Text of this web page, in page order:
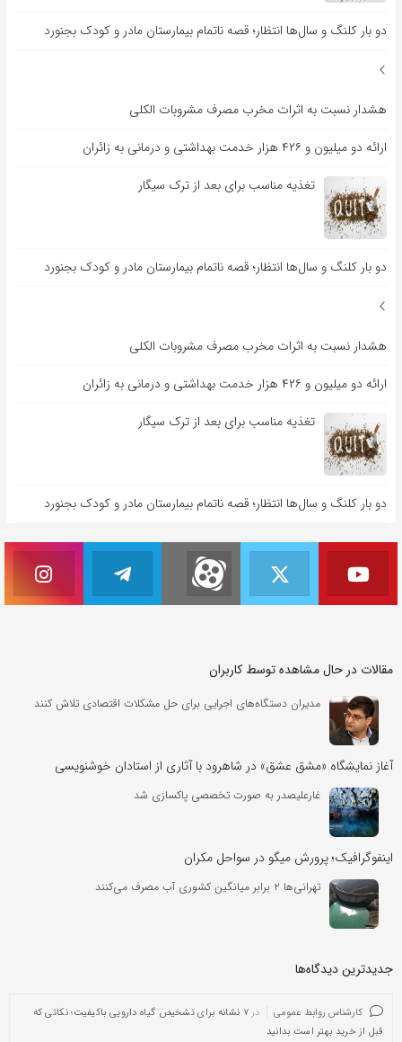
دو بار کلنگ و سال‌ها انتظار؛ قصه ناتمام بیمارستان مادر و کودک بجنورد
هشدار نسبت به اثرات مخرب مصرف مشروبات الکلی
ارائه دو میلیون و ۴۲۶ هزار خدمت بهداشتی و درمانی به زائران
تغذیه مناسب برای بعد از ترک سیگار
دو بار کلنگ و سال‌ها انتظار؛ قصه ناتمام بیمارستان مادر و کودک بجنورد
هشدار نسبت به اثرات مخرب مصرف مشروبات الکلی
ارائه دو میلیون و ۴۲۶ هزار خدمت بهداشتی و درمانی به زائران
تغذیه مناسب برای بعد از ترک سیگار
دو بار کلنگ و سال‌ها انتظار؛ قصه ناتمام بیمارستان مادر و کودک بجنورد
مقالات در حال مشاهده توسط کاربران
مدیران دستگاه‌های اجرایی برای حل مشکلات اقتصادی تلاش کنند
آغاز نمایشگاه «مشق عشق» در شاهرود با آثاری از استادان خوشنویسی
غارعلیصدر به صورت تخصصی پاکسازی شد
اینفوگرافیک؛ پرورش میگو در سواحل مکران
تهرانی‌ها ۲ برابر میانگین کشوری آب مصرف می‌کنند
جدیدترین دیدگاه‌‌ها
کارشناس روابط عمومی در
۷ نشانه برای تشخیص گیاه دارویی باکیفیت؛ نکاتی که
قبل از خرید بهتر است بدانید